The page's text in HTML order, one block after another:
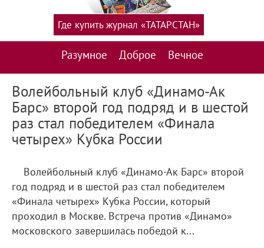
Разумное Доброе Вечное
Где купить журнал «ТАТАРСТАН»
Волейбольный клуб «Динамо-Ак
Барс» второй год подряд и в шестой
раз стал победителем «Финала
четырех» Кубка России
Волейбольный клуб «Динамо-Ак Барс» второй
год подряд и в шестой раз стал победителем
«Финала четырех» Кубка России, который
проходил в Москве. Встреча против «Динамо»
московского завершилась победой к...